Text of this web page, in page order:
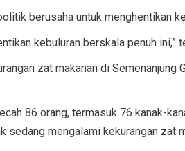
berusaha untuk menghentikan
kebuluran berskala penuh ini,”
zat makanan di Semenanjung
86 orang, termasuk 76 kanak-
sedang mengalami kekurangan zat